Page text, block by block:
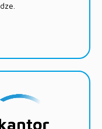
w
na
wykonania